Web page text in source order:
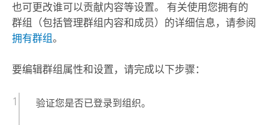
也可更改谁可以贡献内容等设置。 有关使用您拥有的
群组（包括管理群组内容和成员）的详细信息，请参阅
拥有群组。
要编辑群组属性和设置，请完成以下步骤：
验证您是否已登录到组织。